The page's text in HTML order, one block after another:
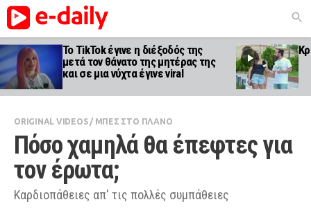
Το TikTok έγινε η διέξοδός της
μετά τον θάνατο της μητέρας της
και σε μια νύχτα έγινε viral
ORIGINAL VIDEOS/ ΜΠΕΣ ΣΤΟ ΠΛΑΝΟ
Πόσο χαμηλά θα έπεφτες για
τον έρωτα;
Καρδιοπάθειες απ' τις πολλές συμπάθειες